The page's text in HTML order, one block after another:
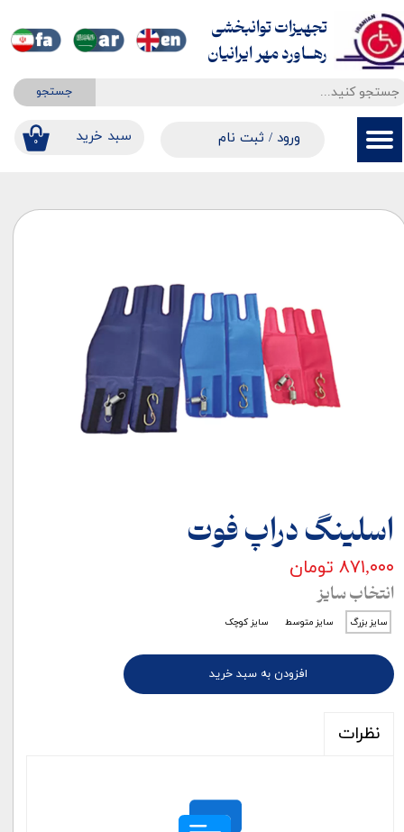
جستجو
۰ ​​سبد خرید ورود / ثبت نام
حساب کاربری من
سفارشات
خروج از حساب کاربری
تجهیزات توانبخشی
​​​​​​​رهــاورد مهر ایرانیان
اسلینگ دراپ فوت
۸۷۱,۰۰۰ تومان
انتخاب سایز
سایز بزرگ سایز متوسط سایز کوچک
افزودن به سبد خرید
نظرات